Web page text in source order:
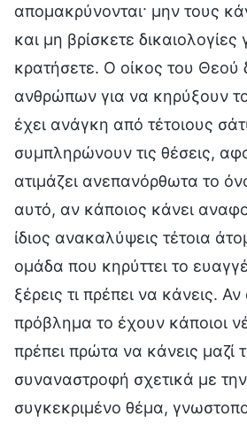
απομακρύνονται· μην τους
και μη βρίσκετε δικαιολογίες
κρατήσετε. Ο οίκος του Θεού
ανθρώπων για να κηρύξουν
έχει ανάγκη από τέτοιους
συμπληρώνουν τις θέσεις,
ατιμάζει ανεπανόρθωτα το
αυτό, αν κάποιος κάνει
ίδιος ανακαλύψεις τέτοια
ομάδα που κηρύττει το
ξέρεις τι πρέπει να κάνεις.
πρόβλημα το έχουν κάποιοι
πρέπει πρώτα να κάνεις μαζί
συναναστροφή σχετικά με
συγκεκριμένο θέμα,